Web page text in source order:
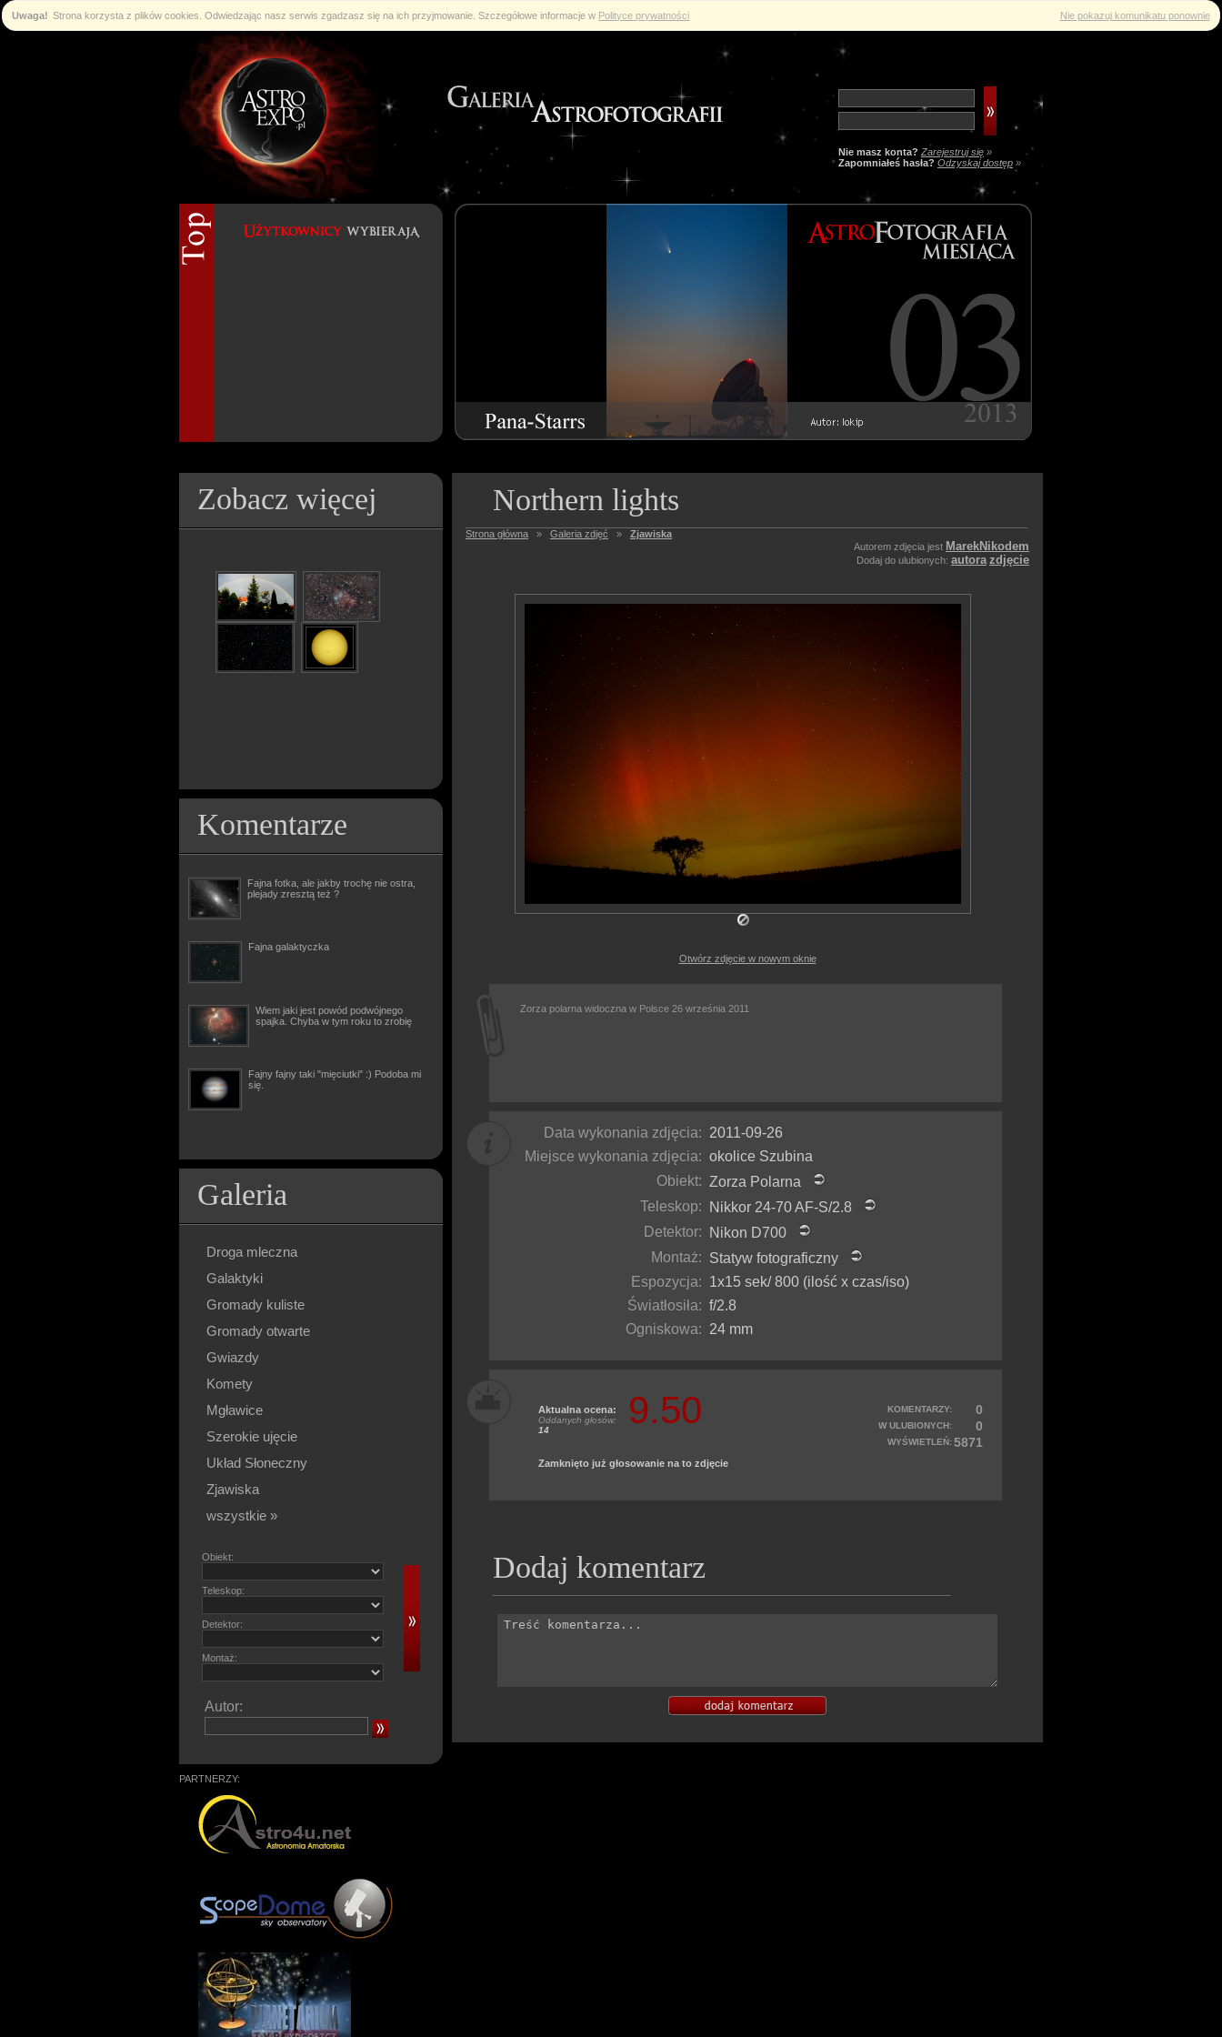
Uwaga! Strona korzysta z plików cookies. Odwiedzając nasz serwis zgadzasz się na ich przyjmowanie. Szczegółowe informacje w Polityce prywatności Nie pokazuj komunikatu ponownie
Nie masz konta? Zarejestruj się »
Zapomniałeś hasła? Odzyskaj dostęp »
Zobacz więcej
Komentarze
Fajna fotka, ale jakby trochę nie ostra,
plejady zresztą też ?
Fajna galaktyczka
Wiem jaki jest powód podwójnego
spajka. Chyba w tym roku to zrobię
Fajny fajny taki "mięciutki" :) Podoba mi
się.
Galeria
Droga mleczna
Galaktyki
Gromady kuliste
Gromady otwarte
Gwiazdy
Komety
Mgławice
Szerokie ujęcie
Układ Słoneczny
Zjawiska
wszystkie »
Obiekt:
Teleskop:
Detektor:
Montaż:
Autor:
PARTNERZY:
Northern lights
Strona główna » Galeria zdjęć » Zjawiska
Autorem zdjęcia jest MarekNikodem
Dodaj do ulubionych: autora zdjęcie
Otwórz zdjęcie w nowym oknie
Zorza polarna widoczna w Polsce 26 września 2011
Data wykonania zdjęcia: 2011-09-26
Miejsce wykonania zdjęcia: okolice Szubina
Obiekt: Zorza Polarna
Teleskop:
Nikkor 24-70 AF-S/2.8
Detektor:
Nikon D700
Montaż: Statyw fotograficzny
Espozycja: 1x15 sek/ 800 (ilość x czas/iso)
Światłosiła: f/2.8
Ogniskowa: 24 mm
9.50
Aktualna ocena:
Oddanych głosów:
14
Zamknięto już głosowanie na to zdjęcie
KOMENTARZY: 0
W ULUBIONYCH: 0
WYŚWIETLEŃ:5871
Dodaj komentarz